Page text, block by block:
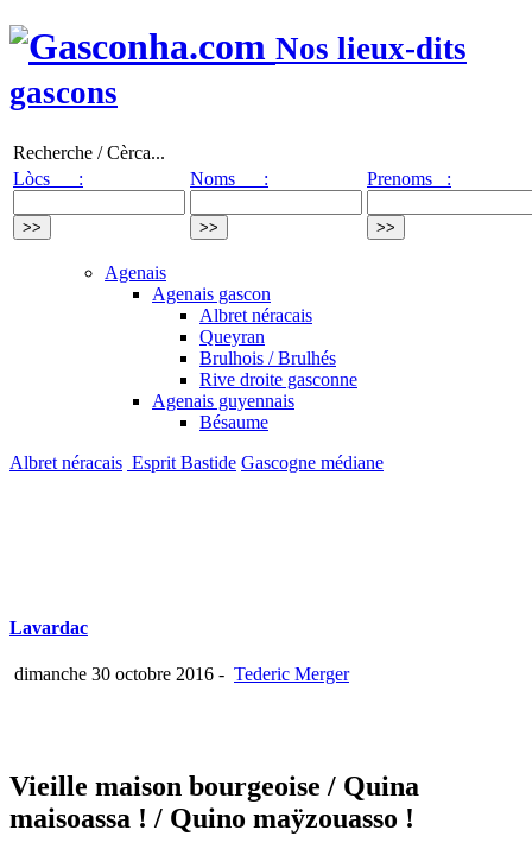
Nos lieux-dits
gascons
Recherche / Cèrca...
Lòcs :
Noms : Prenoms :
Agenais
Agenais gascon
Albret néracais
Queyran
Brulhois / Brulhés
Rive droite gasconne
Agenais guyennais
Bésaume
Albret néracais Esprit Bastide Gascogne médiane
Lavardac
dimanche 30 octobre 2016 - Tederic Merger
Vieille maison bourgeoise / Quina
maisoassa ! / Quino maÿzouasso !